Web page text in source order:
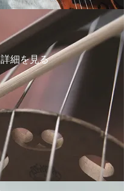
詳細を見る